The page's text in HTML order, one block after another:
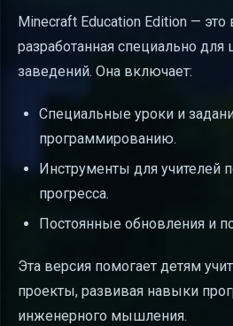
Minecraft Education Edition — это
разработанная специально
заведений. Она включает:
Специальные уроки и
программированию.
Инструменты для учителей
прогресса.
Постоянные обновления и
Эта версия помогает детям
проекты, развивая навыки
инженерного мышления.